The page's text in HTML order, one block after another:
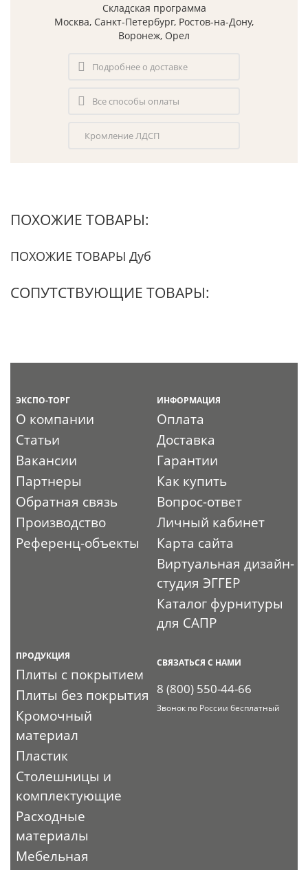
Складская программа
Москва, Санкт-Петербург, Ростов-на-Дону,
Воронеж, Орел
Подробнее о доставке
Все способы оплаты
Кромление ЛДСП
ПОХОЖИЕ ТОВАРЫ:
ПОХОЖИЕ ТОВАРЫ Дуб
СОПУТСТВУЮЩИЕ ТОВАРЫ:
ЭКСПО-ТОРГ
О компании
Статьи
Вакансии
Партнеры
Обратная связь
Производство
Референц-объекты
ИНФОРМАЦИЯ
Оплата
Доставка
Гарантии
Как купить
Вопрос-ответ
Личный кабинет
Карта сайта
Виртуальная дизайн-
студия ЭГГЕР
Каталог фурнитуры
для САПР
ПРОДУКЦИЯ
Плиты с покрытием
Плиты без покрытия
Кромочный
материал
Пластик
Столешницы и
комплектующие
Расходные
материалы
Мебельная
СВЯЗАТЬСЯ С НАМИ
8 (800) 550-44-66
Звонок по России бесплатный